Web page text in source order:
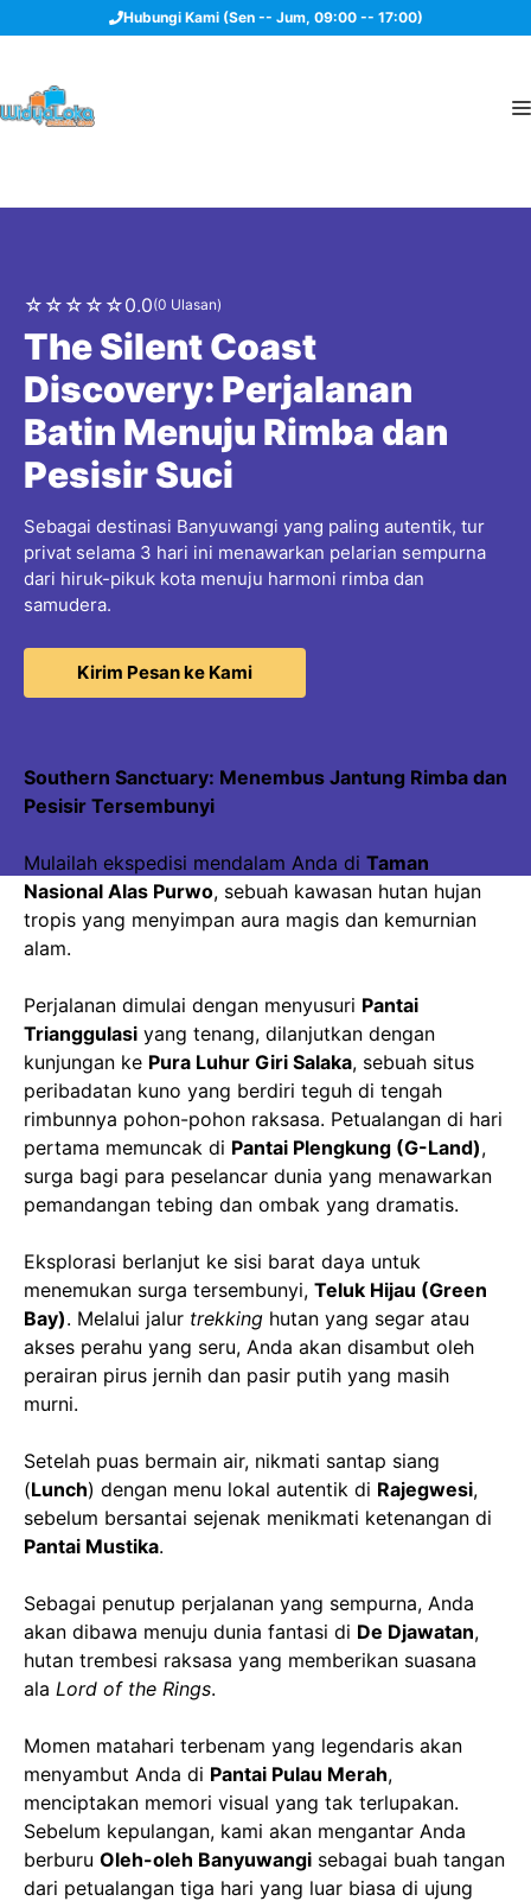
ke
Hubungi Kami (Sen -- Jum, 09:00 -- 17:00)
☆ ☆ ☆ ☆ ☆0.0(0 Ulasan)
The Silent Coast
Discovery: Perjalanan
Batin Menuju Rimba dan
Pesisir Suci
Sebagai destinasi Banyuwangi yang paling autentik, tur
privat selama 3 hari ini menawarkan pelarian sempurna
dari hiruk-pikuk kota menuju harmoni rimba dan
samudera.
Kirim Pesan ke Kami
Southern Sanctuary: Menembus Jantung Rimba dan
Pesisir Tersembunyi
Mulailah ekspedisi mendalam Anda di Taman
Nasional Alas Purwo, sebuah kawasan hutan hujan
tropis yang menyimpan aura magis dan kemurnian
alam.
Perjalanan dimulai dengan menyusuri Pantai
Trianggulasi yang tenang, dilanjutkan dengan
kunjungan ke Pura Luhur Giri Salaka, sebuah situs
peribadatan kuno yang berdiri teguh di tengah
rimbunnya pohon-pohon raksasa. Petualangan di hari
pertama memuncak di Pantai Plengkung (G-Land),
surga bagi para peselancar dunia yang menawarkan
pemandangan tebing dan ombak yang dramatis.
Eksplorasi berlanjut ke sisi barat daya untuk
menemukan surga tersembunyi, Teluk Hijau (Green
Bay). Melalui jalur trekking hutan yang segar atau
akses perahu yang seru, Anda akan disambut oleh
perairan pirus jernih dan pasir putih yang masih
murni.
Setelah puas bermain air, nikmati santap siang
(Lunch) dengan menu lokal autentik di Rajegwesi,
sebelum bersantai sejenak menikmati ketenangan di
Pantai Mustika.
Sebagai penutup perjalanan yang sempurna, Anda
akan dibawa menuju dunia fantasi di De Djawatan,
hutan trembesi raksasa yang memberikan suasana
ala Lord of the Rings.
Momen matahari terbenam yang legendaris akan
menyambut Anda di Pantai Pulau Merah,
menciptakan memori visual yang tak terlupakan.
Sebelum kepulangan, kami akan mengantar Anda
berburu Oleh-oleh Banyuwangi sebagai buah tangan
dari petualangan tiga hari yang luar biasa di ujung